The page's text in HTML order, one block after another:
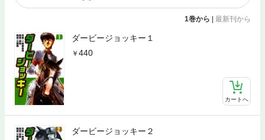
1巻から 最新刊から
ダービージョッキー１
440
カートへ
ダービージョッキー２